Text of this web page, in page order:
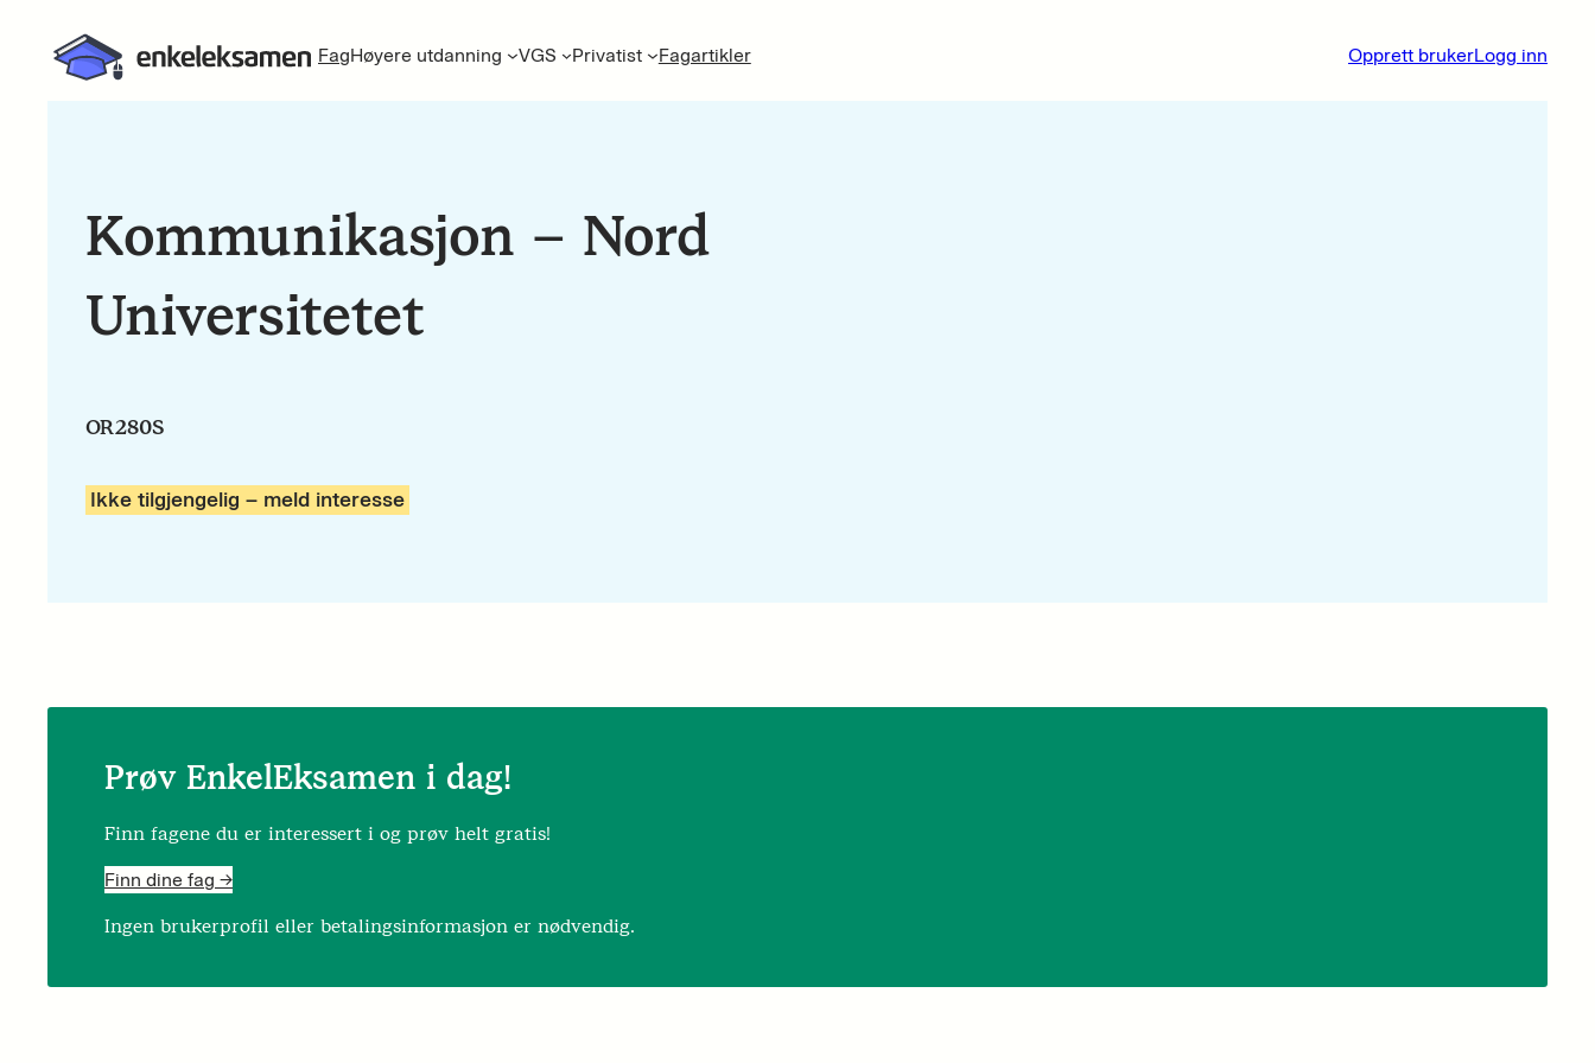
FagHøyere utdanning VGS Privatist Fagartikler Opprett brukerLogg inn
Kommunikasjon – Nord
Universitetet
OR280S
Ikke tilgjengelig – meld interesse
Prøv EnkelEksamen i dag!
Finn fagene du er interessert i og prøv helt gratis!
Finn dine fag ->
Ingen brukerprofil eller betalingsinformasjon er nødvendig.